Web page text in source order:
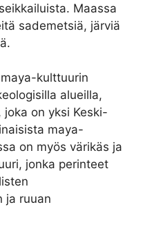
Maassa
sademetsiä, järviä
kulttuurin
alueilla,
on yksi Keski-
maya-
on myös värikäs ja
jonka perinteet
ja ruuan